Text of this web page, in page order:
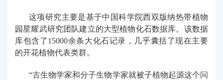
这项研究主要是基于中国科学院西双版纳热带植物
园星耀武研究团队建立的大型植物化石数据库。该数据
库包含了15000余条大化石记录，几乎囊括了现在主要
的开花植物代表类群。
“古生物学家和分子生物学家就被子植物起源这个问